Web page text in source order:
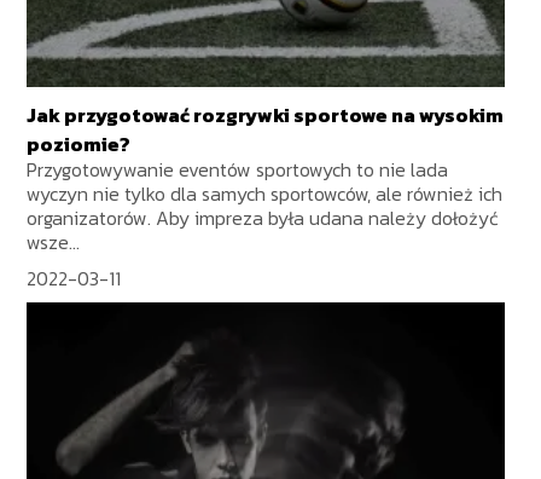
Jak przygotować rozgrywki sportowe na wysokim
poziomie?
Przygotowywanie eventów sportowych to nie lada
wyczyn nie tylko dla samych sportowców, ale również ich
organizatorów. Aby impreza była udana należy dołożyć
wsze...
2022-03-11